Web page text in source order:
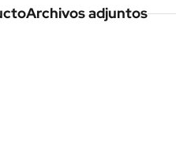
Archivos adjuntos